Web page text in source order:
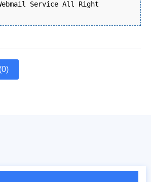
Service All Right